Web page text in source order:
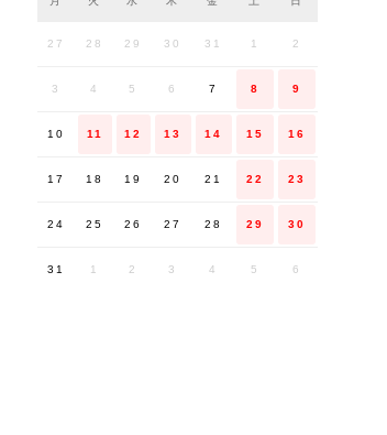
27 28 29 30 31 1 2
3 4 5 6 7 8 9
10 11 12 13 14 15 16
17 18 19 20 21 22 23
24 25 26 27 28 29 30
31 1 2 3 4 5 6